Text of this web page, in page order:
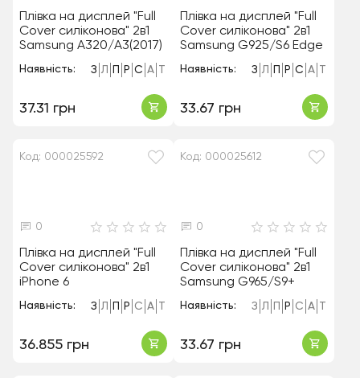
Плівка на дисплей "Full
Cover силіконова" 2в1
Samsung A320/A3(2017)
Наявність: З Л П Р С А
37.31 грн
Плівка на дисплей "Full
Cover силіконова" 2в1
Samsung G925/S6 Edge
Наявність: З Л П Р С А
33.67 грн
Код: 000025592
0
Плівка на дисплей "Full
Cover силіконова" 2в1
iPhone 6
Наявність: З Л П Р С А
36.855 грн
Код: 000025612
0
Плівка на дисплей "Full
Cover силіконова" 2в1
Samsung G965/S9+
Наявність: З Л Р С А
33.67 грн